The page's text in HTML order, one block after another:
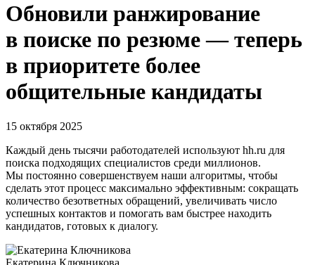
Обновили ранжирование
в поиске по резюме — теперь
в приоритете более
общительные кандидаты
15 октября 2025
Каждый день тысячи работодателей используют hh.ru для
поиска подходящих специалистов среди миллионов.
Мы постоянно совершенствуем наши алгоритмы, чтобы
сделать этот процесс максимально эффективным: сокращать
количество безответных обращений, увеличивать число
успешных контактов и помогать вам быстрее находить
кандидатов, готовых к диалогу.
Екатерина Ключникова